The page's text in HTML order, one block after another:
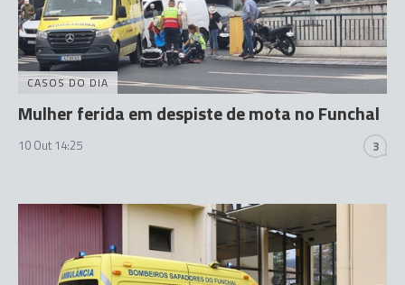
CASOS DO DIA
Mulher ferida em despiste de mota no Funchal
10 Out 14:25 3